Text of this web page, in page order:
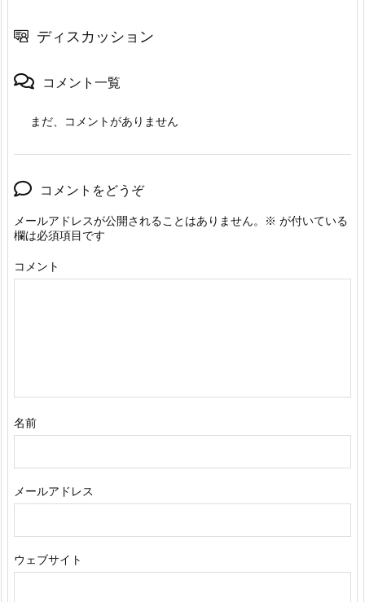
ディスカッション
コメント一覧
まだ、コメントがありません
コメントをどうぞ
メールアドレスが公開されることはありません。 ※ が付いている
欄は必須項目です
コメント
名前
メールアドレス
ウェブサイト